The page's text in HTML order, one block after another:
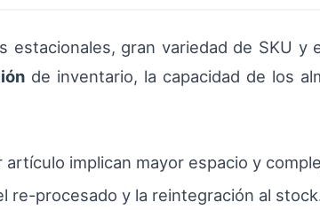
gran variedad de SKU y
de inventario, la capacidad de los
implican mayor espacio y
re-procesado y la reintegración al